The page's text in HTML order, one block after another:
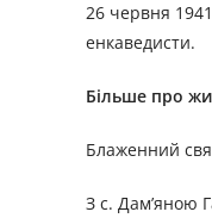
26 червня
енкаведисти.
Більше про
Блаженний
З с. Дам’яною